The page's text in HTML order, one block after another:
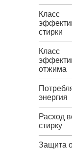
Класс
стирки
Класс
отжима
энергия
Расход
стирку
Защита